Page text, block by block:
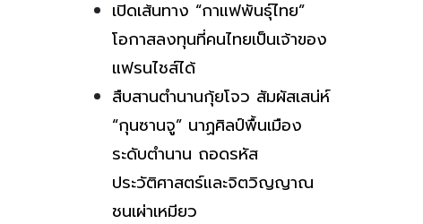
เปิดเส้นทาง “กาแฟพันธุ์ไทย”
โอกาสลงทุนที่คนไทยเป็นเจ้าของ
แฟรนไชส์ได้
สืบสานตำนานกุ้ยโจว สัมผัสเสน่ห์
“กุนซานจู” นาฏศิลป์พื้นเมือง
ระดับตำนาน ถอดรหัส
ประวัติศาสตร์และจิตวิญญาณ
ชนเผ่าเหมียว